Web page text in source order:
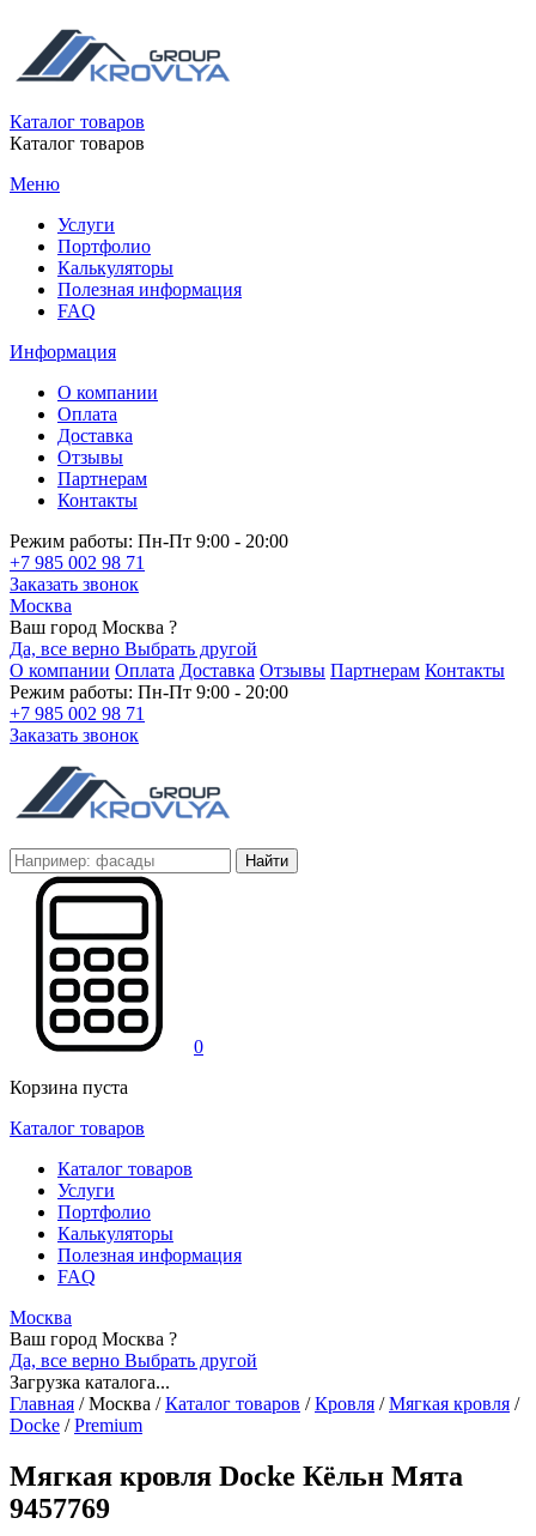
Каталог товаров
Каталог товаров
Меню
Услуги
Портфолио
Калькуляторы
Полезная информация
FAQ
Информация
О компании
Оплата
Доставка
Отзывы
Партнерам
Контакты
Режим работы: Пн-Пт 9:00 - 20:00
+7 985 002 98 71
Заказать звонок
Москва
Ваш город Москва ?
Да, все верно Выбрать другой
О компании Оплата Доставка Отзывы Партнерам Контакты
Режим работы: Пн-Пт 9:00 - 20:00
+7 985 002 98 71
Заказать звонок
Найти
0
Корзина пуста
Каталог товаров
Каталог товаров
Услуги
Портфолио
Калькуляторы
Полезная информация
FAQ
Москва
Ваш город Москва ?
Да, все верно Выбрать другой
Загрузка каталога...
Главная /Москва / Каталог товаров / Кровля / Мягкая кровля /
Docke / Premium
Мягкая кровля Docke Кёльн Мята
9457769